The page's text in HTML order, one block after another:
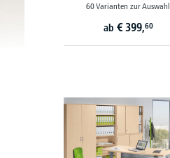
60 Varianten zur Auswahl
ab € 399,60